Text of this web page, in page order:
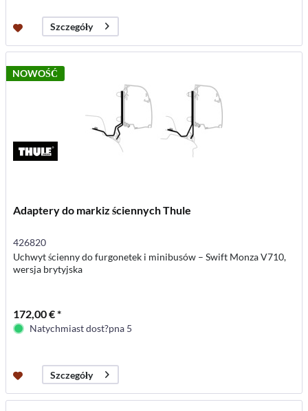
Szczegóły
NOWOŚĆ
Adaptery do markiz ściennych Thule
426820
Uchwyt ścienny do furgonetek i minibusów – Swift Monza V710,
wersja brytyjska
172,00 € *
Natychmiast dost?pna 5
Szczegóły